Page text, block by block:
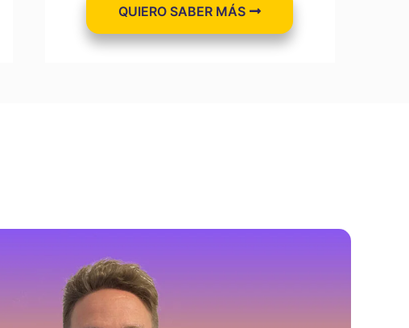
QUIERO SABER MÁS